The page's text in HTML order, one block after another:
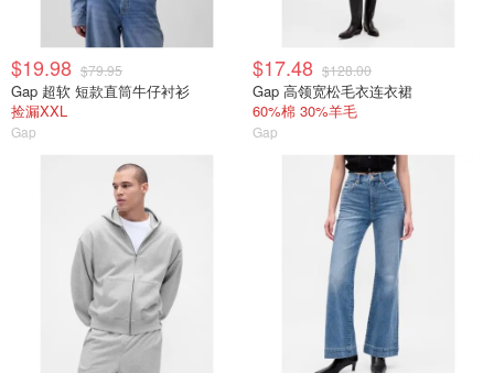
$19.98 $79.95
Gap 超软 短款直筒牛仔衬衫
捡漏XXL
Gap
$17.48 $128.00
Gap 高领宽松毛衣连衣裙
60%棉 30%羊毛
Gap